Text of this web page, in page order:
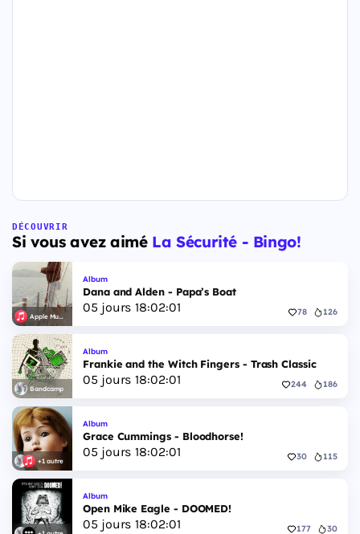
DÉCOUVRIR
Si vous avez aimé La Sécurité - Bingo!
Apple Music
Album
Dana and Alden - Papa’s Boat
05 jours 18:02:00 78 126
Bandcamp
Album
Frankie and the Witch Fingers - Trash Classic
05 jours 18:02:00 244 186
+1 autre
Album
Grace Cummings - Bloodhorse!
05 jours 18:02:00 30 115
Album
Open Mike Eagle - DOOMED!
05 jours 18:02:00 177 30